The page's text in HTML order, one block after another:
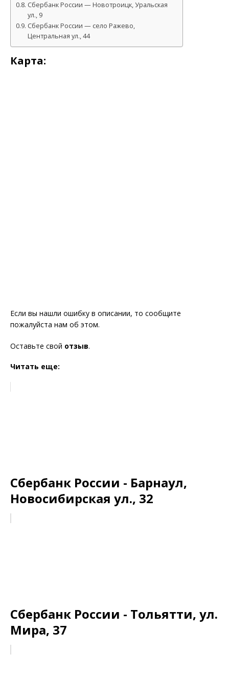
Сбербанк России — Новотроицк, Уральская
ул., 9
Сбербанк России — село Ражево,
Центральная ул., 44
Карта:
Если вы нашли ошибку в описании, то сообщите
пожалуйста нам об этом.
Оставьте свой отзыв.
Читать еще:
Сбербанк России - Барнаул,
Новосибирская ул., 32
Сбербанк России - Тольятти, ул.
Мира, 37